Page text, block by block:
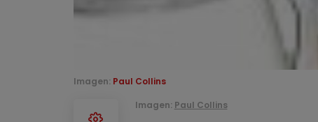
Imagen: Paul Collins
Imagen: Paul Collins